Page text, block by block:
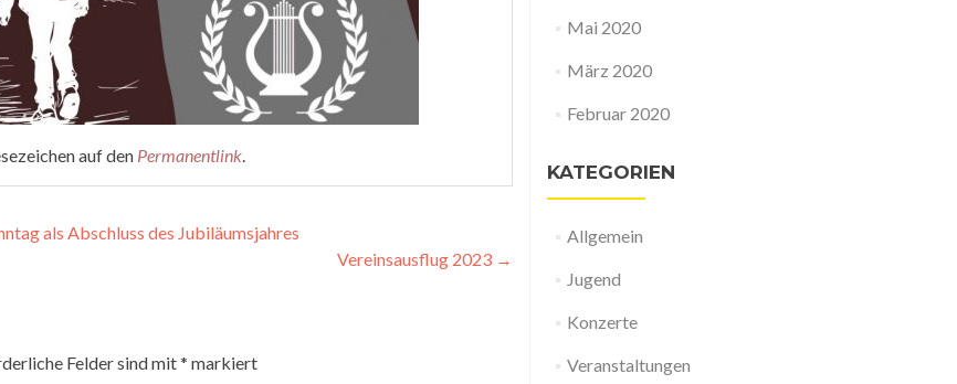
auf den Permanentlink.
als Abschluss des Jubiläumsjahres
Vereinsausflug 2023 →
Felder sind mit* markiert
Mai 2020
März 2020
Februar 2020
KATEGORIEN
Allgemein
Jugend
Konzerte
Veranstaltungen